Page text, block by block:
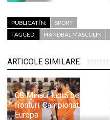
PUBLICAT ÎN:
SPORT
TAGGED:
HANDBAL MASCULIN
ARTICOLE SIMILARE
CS Minaur luptă pe trei
fronturi: Campionat, Cupă,
Europa